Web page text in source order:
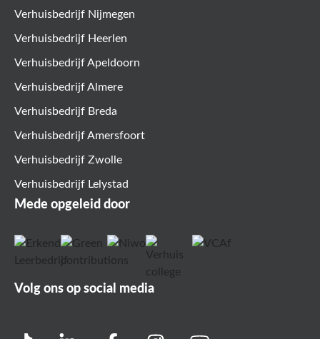
Verhuisbedrijf Nijmegen
Verhuisbedrijf Heerlen
Verhuisbedrijf Apeldoorn
Verhuisbedrijf Almere
Verhuisbedrijf Breda
Verhuisbedrijf Amersfoort
Verhuisbedrijf Zwolle
Verhuisbedrijf Lelystad
Mede opgeleid door
Volg ons op social media